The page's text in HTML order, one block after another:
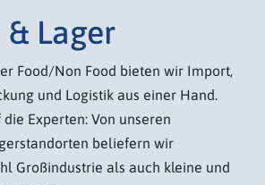
Lager
Food/Non Food bieten wir Import,
und Logistik aus einer Hand.
Experten: Von unseren
beliefern wir
Großindustrie als auch kleine und